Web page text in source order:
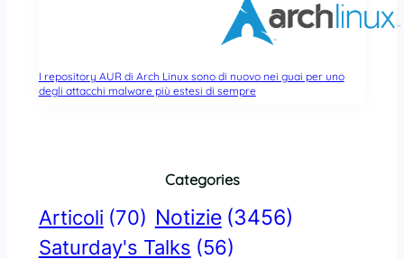
I repository AUR di Arch Linux sono di nuovo nei guai per uno
degli attacchi malware più estesi di sempre
Categories
Articoli (70) Notizie (3456)
Saturday's Talks (56)